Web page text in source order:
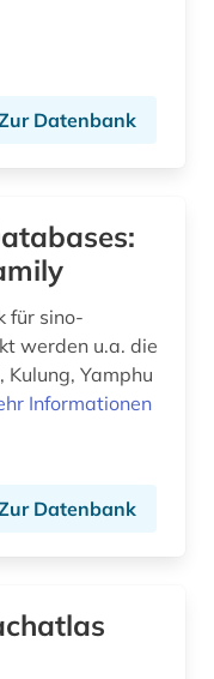
Datenbank
für sino-
werden u.a. die
Kulung, Yamphu
Informationen
Datenbank